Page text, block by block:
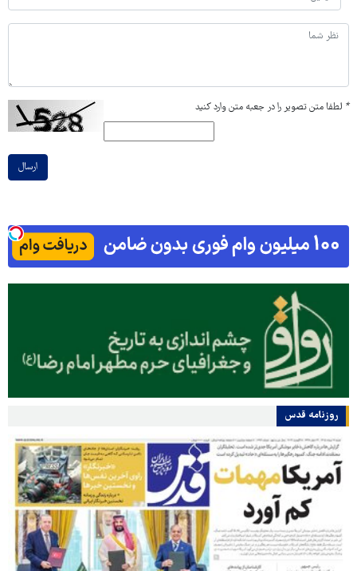
* لطفا متن تصویر را در جعبه متن وارد کنید
ارسال
روزنامه قدس